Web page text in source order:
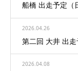
船橋 出走予定（
2026.04.26
第二回 大井 出
2026.04.08